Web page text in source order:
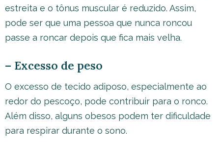
estreita e o tônus muscular é reduzido. Assim,
pode ser que uma pessoa que nunca roncou
passe a roncar depois que fica mais velha.
– Excesso de peso
O excesso de tecido adiposo, especialmente ao
redor do pescoço, pode contribuir para o ronco.
Além disso, alguns obesos podem ter dificuldade
para respirar durante o sono.